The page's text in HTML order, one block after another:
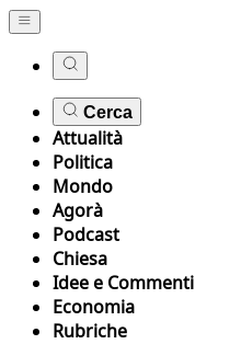
Cerca
Attualità
Politica
Mondo
Agorà
Podcast
Chiesa
Idee e Commenti
Economia
Rubriche